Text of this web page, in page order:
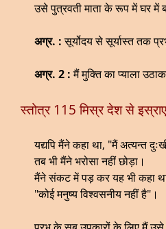
उसे पुत्रवती माता के रूप में घर में
अग्र. :सूर्योदय से सूर्यास्त तक
अग्र. 2 :मैं मुक्ति का प्याला
स्तोत्र 115 मिस्र देश से
यद्यपि मैंने कहा था, "मैं अत्यन्त
तब भी मैंने भरोसा नहीं छोड़ा।
मैंने संकट में पड़ कर यह भी कहा
"कोई मनुष्य विश्वसनीय नहीं है"।